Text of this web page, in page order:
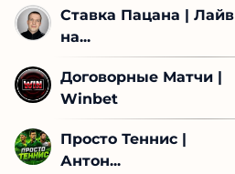
Ставка Пацана | Лайв
на...
Договорные Матчи |
Winbet
Просто Теннис |
Антон...